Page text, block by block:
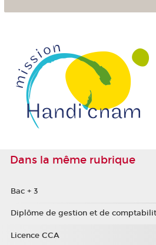
Dans la même rubrique
Bac + 3
Diplôme de gestion et de
Licence CCA